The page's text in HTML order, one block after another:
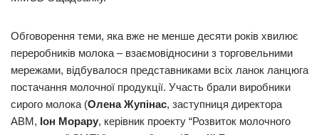
Обговорення теми, яка вже не менше десяти років хвилює
переробників молока – взаємовідносини з торговельними
мережами, відбувалося представниками всіх ланок ланцюга
постачання молочної продукції. Участь брали виробники
сирого молока (Олена Жупінас, заступниця директора
АВМ, Іон Морару, керівник проекту “Розвиток молочного